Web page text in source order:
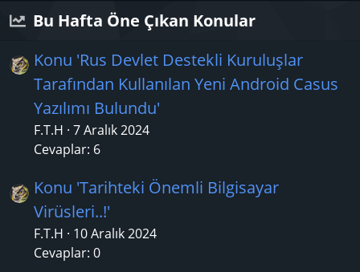
Bu Hafta Öne Çıkan Konular
Konu 'Rus Devlet Destekli Kuruluşlar
Tarafından Kullanılan Yeni Android Casus
Yazılımı Bulundu'
F.T.H 7 Aralık 2024
Cevaplar: 6
Konu 'Tarihteki Önemli Bilgisayar
Virüsleri..!'
F.T.H
10 Aralık 2024
Cevaplar: 0